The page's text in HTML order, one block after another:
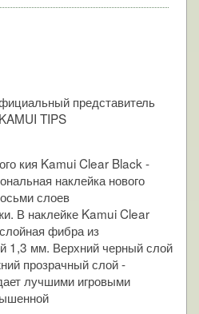
кия Kamui Clear Black -
наклейка нового
слоев
В наклейке Kamui Clear
фибра из
1,3 мм. Верхний черный слой
прозрачный слой -
лучшими игровыми